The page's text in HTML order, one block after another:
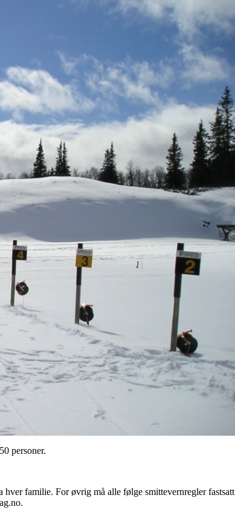
personer.
familie. For øvrig må alle følge smittevernregler fastsatt